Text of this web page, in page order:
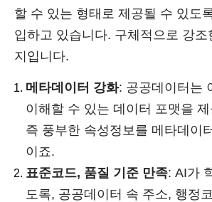
할 수 있는 형태로 제공될 수 있도
입하고 있습니다. 구체적으로 강
지입니다.
메타데이터 강화: 공공데이터는
이해할 수 있는 데이터 포맷을
즉 풍부한 속성정보를 메타데이
이죠.
표준코드, 품질 기준 만족: AI가
도록, 공공데이터 속 주소, 행정